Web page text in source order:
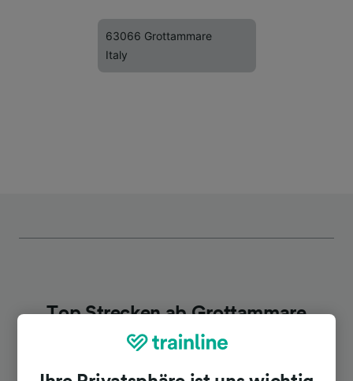
63066 Grottammare
Italy
Top Strecken ab Grottammare